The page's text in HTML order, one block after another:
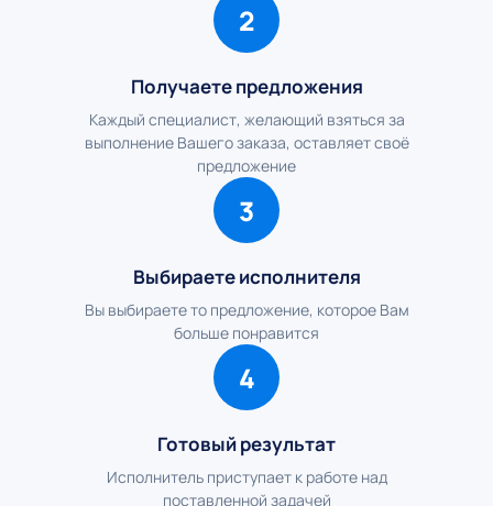
2
Получаете предложения
Каждый специалист, желающий взяться за
выполнение Вашего заказа, оставляет своё
предложение
3
Выбираете исполнителя
Вы выбираете то предложение, которое Вам
больше понравится
4
Готовый результат
Исполнитель приступает к работе над
поставленной задачей